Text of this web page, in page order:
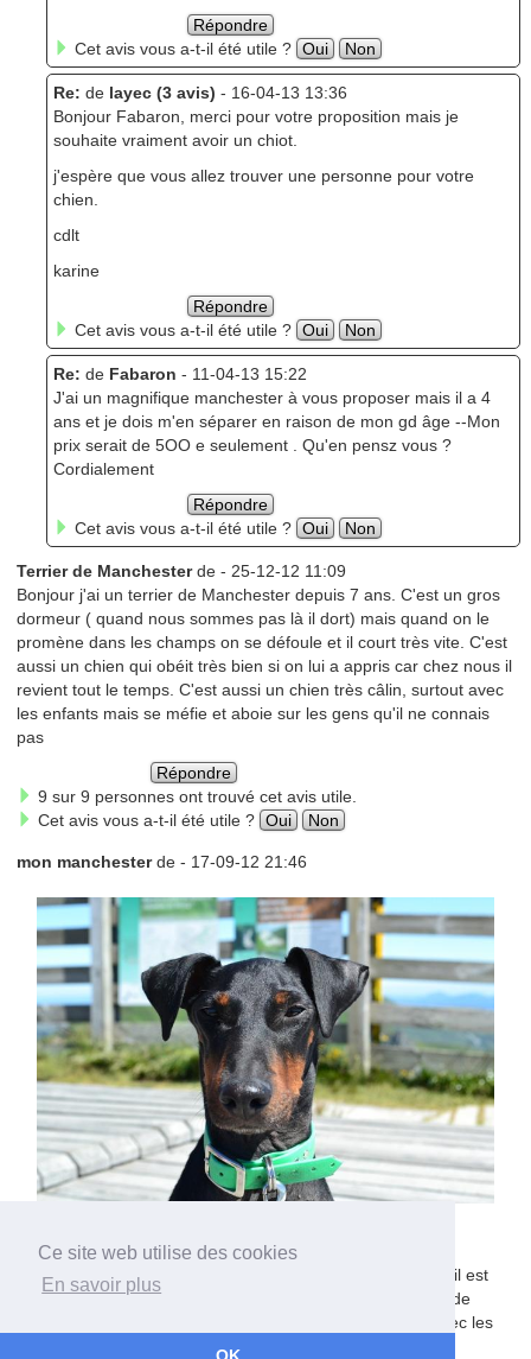
Ce site web utilise des cookies
En savoir plus
Répondre
Cet avis vous a-t-il été utile ? Oui Non
Re: de layec (3 avis) - 16-04-13 13:36
Bonjour Fabaron, merci pour votre proposition mais je
souhaite vraiment avoir un chiot.
j'espère que vous allez trouver une personne pour votre
chien.
cdlt
karine
Répondre
Cet avis vous a-t-il été utile ? Oui Non
Re: de Fabaron - 11-04-13 15:22
J'ai un magnifique manchester à vous proposer mais il a 4
ans et je dois m'en séparer en raison de mon gd âge --Mon
prix serait de 5OO e seulement . Qu'en pensz vous ?
Cordialement
Répondre
Cet avis vous a-t-il été utile ? Oui Non
Terrier de Manchesterde - 25-12-12 11:09
Bonjour j'ai un terrier de Manchester depuis 7 ans. C'est un gros
dormeur ( quand nous sommes pas là il dort) mais quand on le
promène dans les champs on se défoule et il court très vite. C'est
aussi un chien qui obéit très bien si on lui a appris car chez nous il
revient tout le temps. C'est aussi un chien très câlin, surtout avec
les enfants mais se méfie et aboie sur les gens qu'il ne connais
pas
Répondre
9 sur 9 personnes ont trouvé cet avis utile.
Cet avis vous a-t-il été utile ? Oui Non
mon manchesterde - 17-09-12 21:46
je possede un manchester de bientot 7 ans... Babylone ... il est
affectueux, joueur mais pas obeissant et ne supporte pas de
rester seul à la maison ....sinon c est un tres bon chien avec les